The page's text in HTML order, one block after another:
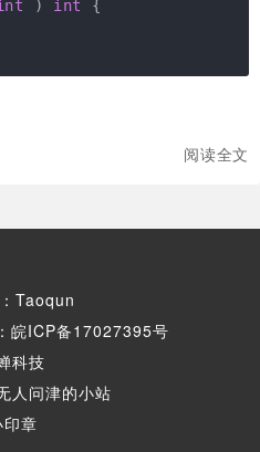
) int
{
阅读全文
Taoqun
皖ICP备17027395号
科技
人问津的小站
印章